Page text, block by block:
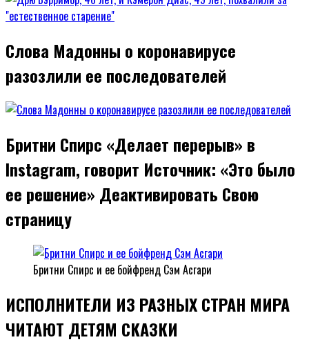
Слова Мадонны о коронавирусе
разозлили ее последователей
Бритни Спирс «Делает перерыв» в
Instagram, говорит Источник: «Это было
ее решение» Деактивировать Свою
страницу
Бритни Спирс и ее бойфренд Сэм Асгари
ИСПОЛНИТЕЛИ ИЗ РАЗНЫХ СТРАН МИРА
ЧИТАЮТ ДЕТЯМ СКАЗКИ